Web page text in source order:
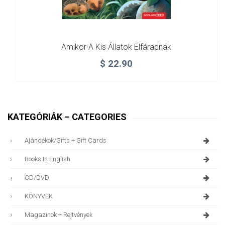
Amikor A Kis Állatok Elfáradnak
$ 22.90
KATEGÓRIÁK – CATEGORIES
Ajándékok/gifts + Gift Cards
Books In English
CD/DVD
KÖNYVEK
Magazinok + Rejtvények